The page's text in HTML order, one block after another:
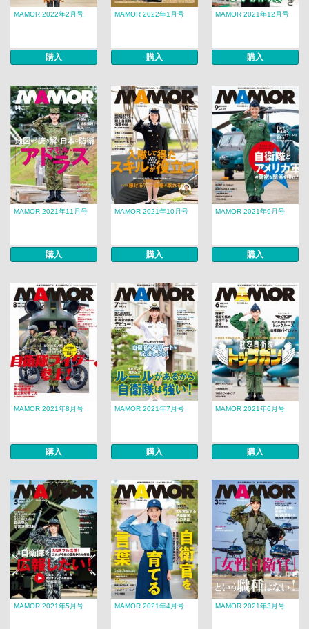
MAMOR 2022年2月号
購入
MAMOR 2022年1月号
購入
MAMOR 2021年12月号
購入
MAMOR 2021年11月号
購入
MAMOR 2021年10月号
購入
MAMOR 2021年9月号
購入
MAMOR 2021年8月号
購入
MAMOR 2021年7月号
購入
MAMOR 2021年6月号
購入
MAMOR 2021年5月号 MAMOR 2021年4月号 MAMOR 2021年3月号